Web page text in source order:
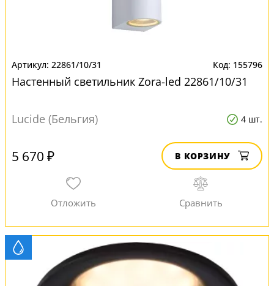
22861/10/31 155796
Настенный светильник Zora-led 22861/10/31
Lucide (Бельгия) 4 шт.
5 670 ₽ В КОРЗИНУ